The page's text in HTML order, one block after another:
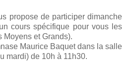
propose de participer dimanche
cours spécifique pour vous les
Moyens et Grands).
Maurice Baquet dans la salle
mardi) de 10h à 11h30.